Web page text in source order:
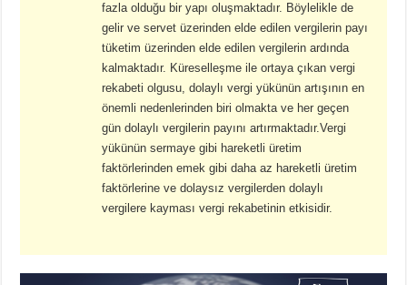
fazla olduğu bir yapı oluşmaktadır. Böylelikle de
gelir ve servet üzerinden elde edilen vergilerin payı
tüketim üzerinden elde edilen vergilerin ardında
kalmaktadır. Küreselleşme ile ortaya çıkan vergi
rekabeti olgusu, dolaylı vergi yükünün artışının en
önemli nedenlerinden biri olmakta ve her geçen
gün dolaylı vergilerin payını artırmaktadır.Vergi
yükünün sermaye gibi hareketli üretim
faktörlerinden emek gibi daha az hareketli üretim
faktörlerine ve dolaysız vergilerden dolaylı
vergilere kayması vergi rekabetinin etkisidir.